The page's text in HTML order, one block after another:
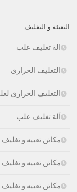
التعبئة و التغليف
الة تغليف علب
التغليف الحرارى
التغليف الحراري
آلة تغليف علب
مكائن تعبيه و تغليف
مكائن تعبيه و
مكائن تعبيه و